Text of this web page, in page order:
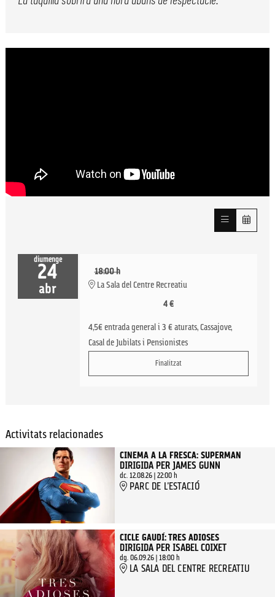
diumenge
24
abr
18:00 h
La Sala del Centre Recreatiu
4 €
4,5€ entrada general i 3 € aturats, Cassajove,
Casal de Jubilats i Pensionistes
Finalitzat
Activitats relacionades
CINEMA A LA FRESCA: SUPERMAN
DIRIGIDA PER JAMES GUNN
dc. 12.08.26| 22:00 h
PARC DE L'ESTACIÓ
CICLE GAUDÍ: TRES ADIOSES
DIRIGIDA PER ISABEL COIXET
dg. 06.09.26| 18:00 h
LA SALA DEL CENTRE RECREATIU